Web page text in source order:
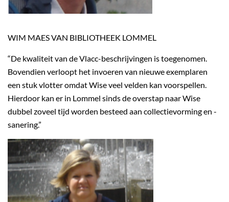
WIM MAES VAN BIBLIOTHEEK LOMMEL
“De kwaliteit van de Vlacc-beschrijvingen is toegenomen.
Bovendien verloopt het invoeren van nieuwe exemplaren
een stuk vlotter omdat Wise veel velden kan voorspellen.
Hierdoor kan er in Lommel sinds de overstap naar Wise
dubbel zoveel tijd worden besteed aan collectievorming en -
sanering.”